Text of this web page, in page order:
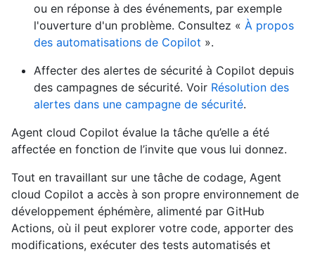
ou en réponse à des événements, par exemple
l'ouverture d'un problème. Consultez « À propos
des automatisations de Copilot ».
Affecter des alertes de sécurité à Copilot depuis
des campagnes de sécurité. Voir Résolution des
alertes dans une campagne de sécurité.
Agent cloud Copilot évalue la tâche qu’elle a été
affectée en fonction de l’invite que vous lui donnez.
Tout en travaillant sur une tâche de codage, Agent
cloud Copilot a accès à son propre environnement de
développement éphémère, alimenté par GitHub
Actions, où il peut explorer votre code, apporter des
modifications, exécuter des tests automatisés et